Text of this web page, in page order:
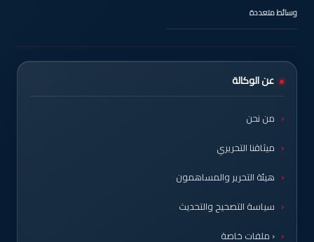
وسائط متعددة
عن الوكالة
من نحن
ميثاقنا التحريري
هيئة التحرير والمساهمون
سياسة التصحيح والتحديث
‹ ملفات خاصة